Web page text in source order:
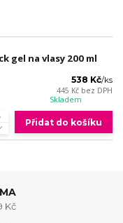
gel na vlasy 200 ml
538 Kč/ks
445 Kč bez DPH
Skladem
Přidat do košíku
Kč